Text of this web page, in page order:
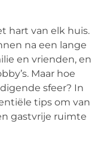
hart van elk huis.
na een lange
en vrienden, en
Maar hoe
sfeer? In
tips om van
gastvrije ruimte